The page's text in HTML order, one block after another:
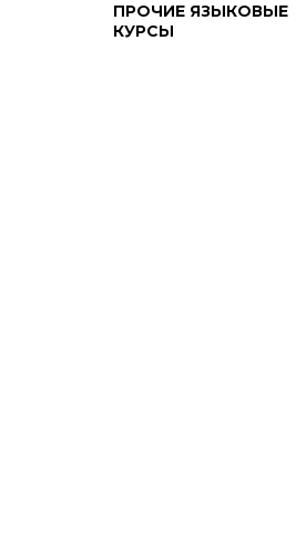
ПРОЧИЕ ЯЗЫКОВЫЕ
КУРСЫ